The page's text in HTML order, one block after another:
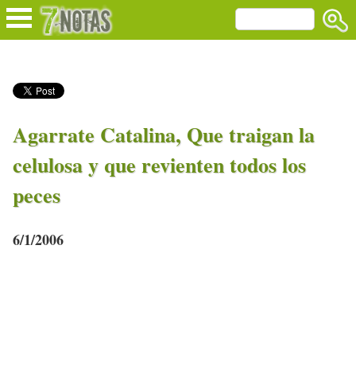
Agarrate Catalina, Que traigan la
celulosa y que revienten todos los
peces
6/1/2006